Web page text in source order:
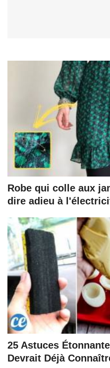
Robe qui colle aux
dire adieu à
25 Astuces
Devrait Déjà